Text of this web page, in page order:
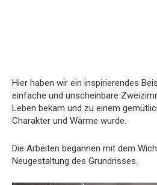
Hier haben wir ein inspirierendes
einfache und unscheinbare
Leben bekam und zu einem
Charakter und Wärme wurde.
Die Arbeiten begannen mit dem
Neugestaltung des Grundrisses.